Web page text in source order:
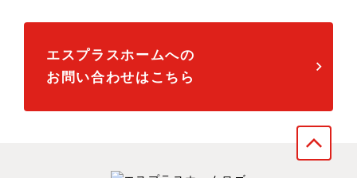
エスプラスホームへの
お問い合わせはこちら
arrow_forward_ios